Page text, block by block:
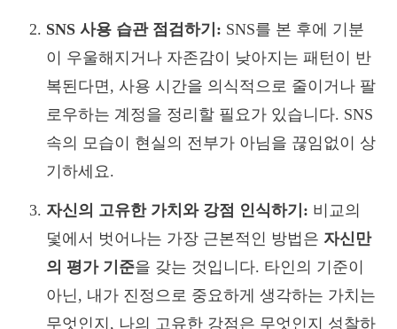
SNS 사용 습관 점검하기: SNS를 본 후에 기분
이 우울해지거나 자존감이 낮아지는 패턴이 반
복된다면, 사용 시간을 의식적으로 줄이거나 팔
로우하는 계정을 정리할 필요가 있습니다. SNS
속의 모습이 현실의 전부가 아님을 끊임없이 상
기하세요.
자신의 고유한 가치와 강점 인식하기: 비교의
덫에서 벗어나는 가장 근본적인 방법은 자신만
의 평가 기준을 갖는 것입니다. 타인의 기준이
아닌, 내가 진정으로 중요하게 생각하는 가치는
무엇인지, 나의 고유한 강점은 무엇인지 성찰하